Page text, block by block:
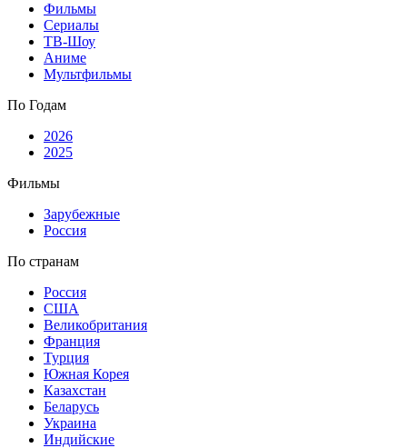
Фильмы
Сериалы
ТВ-Шоу
Аниме
Мультфильмы
По Годам
2026
2025
Фильмы
Зарубежные
Россия
По странам
Россия
США
Великобритания
Франция
Турция
Южная Корея
Казахстан
Беларусь
Украина
Индийские